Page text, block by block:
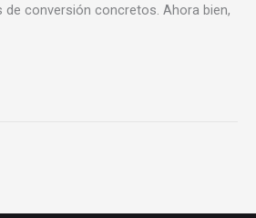
conversión concretos. Ahora bien,